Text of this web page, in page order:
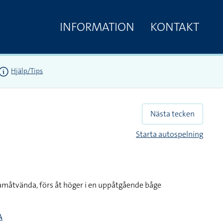
INFORMATION KONTAKT
Hjälp/Tips
Nästa tecken
Starta autospelning
förs åt höger i en uppåtgående båge